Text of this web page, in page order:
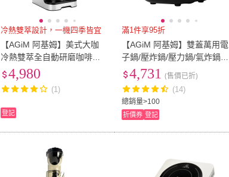
冷熱雙萃設計，一機四季皆宜
【AGiM 阿基姆】美式大咖
冷熱雙萃全自動研磨咖啡機
ACM-C680｜美式咖啡機｜
震旦代理
4,980
(1)
登記
滿1件享95折
【AGiM 阿基姆】雙蓋萬用電
子鍋/壓炸鍋/壓力鍋/氣炸鍋
(EP-680L)
總銷量>100
4,731 (售價已折)
(14)
折價券 登記